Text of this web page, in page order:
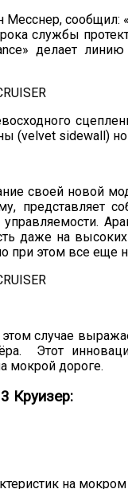
службы
делает
(velvet sidewall)
своей новой
представляет
даже на
при этом все еще
случае
Этот
мокрой дороге.
Круизер:
на